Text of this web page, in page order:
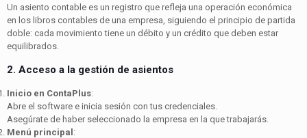
Un asiento contable es un registro que refleja una operación económica
en los libros contables de una empresa, siguiendo el principio de partida
doble: cada movimiento tiene un débito y un crédito que deben estar
equilibrados.
2. Acceso a la gestión de asientos
Inicio en ContaPlus:
Abre el software e inicia sesión con tus credenciales.
Asegúrate de haber seleccionado la empresa en la que trabajarás.
Menú principal: